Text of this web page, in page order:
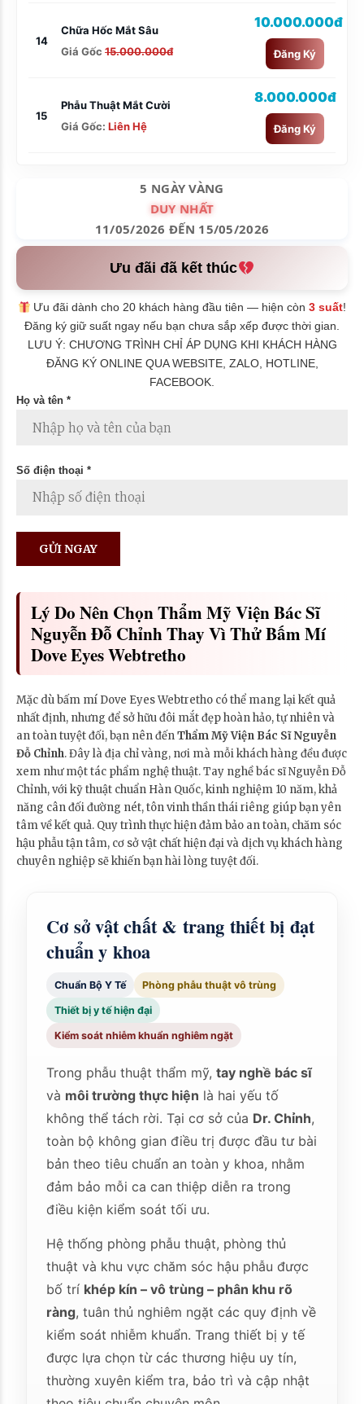
14
Chữa Hốc Mắt Sâu
Giá Gốc 15.000.000đ
10.000.000đ
Đăng Ký
15
Phẫu Thuật Mắt Cười
Giá Gốc: Liên Hệ
8.000.000đ
Đăng Ký
5 NGÀY VÀNG
DUY NHẤT
11/05/2026 ĐẾN 15/05/2026
Ưu đãi đã kết thúc
Ưu đãi dành cho 20 khách hàng đầu tiên — hiện còn3 suất!
Đăng ký giữ suất ngay nếu bạn chưa sắp xếp được thời gian.
LƯU Ý: CHƯƠNG TRÌNH CHỈ ÁP DỤNG KHI KHÁCH HÀNG
ĐĂNG KÝ ONLINE QUA WEBSITE, ZALO, HOTLINE,
FACEBOOK.
Họ và tên *
Số điện thoại *
Lý Do Nên Chọn Thẩm Mỹ Viện Bác Sĩ
Nguyễn Đỗ Chỉnh Thay Vì Thử Bấm Mí
Dove Eyes Webtretho
Mặc dù bấm mí Dove Eyes Webtretho có thể mang lại kết quả
nhất định, nhưng để sở hữu đôi mắt đẹp hoàn hảo, tự nhiên và
an toàn tuyệt đối, bạn nên đếnThẩm Mỹ Viện Bác Sĩ Nguyễn
Đỗ Chỉnh. Đây là địa chỉ vàng, nơi mà mỗi khách hàng đều được
xem như một tác phẩm nghệ thuật. Tay nghề bác sĩ Nguyễn Đỗ
Chỉnh, với kỹ thuật chuẩn Hàn Quốc, kinh nghiệm 10 năm, khả
năng cân đối đường nét, tôn vinh thần thái riêng giúp bạn yên
tâm về kết quả. Quy trình thực hiện đảm bảo an toàn, chăm sóc
hậu phẫu tận tâm, cơ sở vật chất hiện đại và dịch vụ khách hàng
chuyên nghiệp sẽ khiến bạn hài lòng tuyệt đối.
Cơ sở vật chất & trang thiết bị đạt
chuẩn y khoa
Chuẩn Bộ Y Tế Phòng phẫu thuật vô trùng
Thiết bị y tế hiện đại
Kiểm soát nhiễm khuẩn nghiêm ngặt
Trong phẫu thuật thẩm mỹ,tay nghề bác sĩ
và môi trường thực hiện là hai yếu tố
không thể tách rời. Tại cơ sở của Dr. Chỉnh,
toàn bộ không gian điều trị được đầu tư bài
bản theo tiêu chuẩn an toàn y khoa, nhằm
đảm bảo mỗi ca can thiệp diễn ra trong
điều kiện kiểm soát tối ưu.
Hệ thống phòng phẫu thuật, phòng thủ
thuật và khu vực chăm sóc hậu phẫu được
bố trí khép kín – vô trùng – phân khu rõ
ràng, tuân thủ nghiêm ngặt các quy định về
kiểm soát nhiễm khuẩn. Trang thiết bị y tế
được lựa chọn từ các thương hiệu uy tín,
thường xuyên kiểm tra, bảo trì và cập nhật